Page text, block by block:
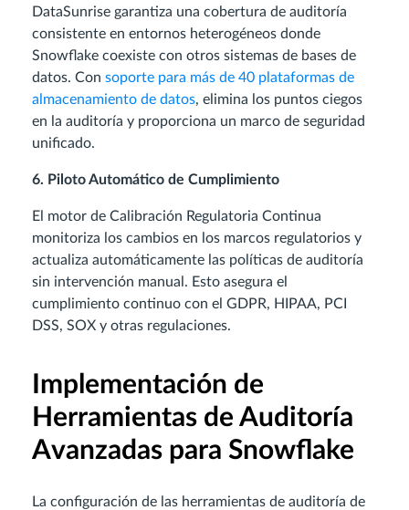
DataSunrise garantiza una cobertura de auditoría
consistente en entornos heterogéneos donde
Snowflake coexiste con otros sistemas de bases de
datos. Con soporte para más de 40 plataformas de
almacenamiento de datos, elimina los puntos ciegos
en la auditoría y proporciona un marco de seguridad
unificado.
6. Piloto Automático de Cumplimiento
El motor de Calibración Regulatoria Continua
monitoriza los cambios en los marcos regulatorios y
actualiza automáticamente las políticas de auditoría
sin intervención manual. Esto asegura el
cumplimiento continuo con el GDPR, HIPAA, PCI
DSS, SOX y otras regulaciones.
Implementación de
Herramientas de Auditoría
Avanzadas para Snowflake
La configuración de las herramientas de auditoría de